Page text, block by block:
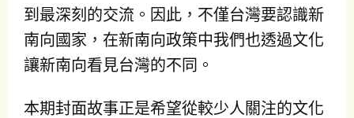
到最深刻的交流。因此，不僅台灣要認識新
南向國家，在新南向政策中我們也透過文化
讓新南向看見台灣的不同。
本期封面故事正是希望從較少人關注的文化